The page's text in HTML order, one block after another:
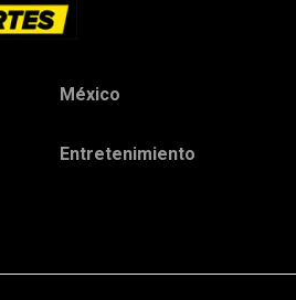
México
Entretenimiento